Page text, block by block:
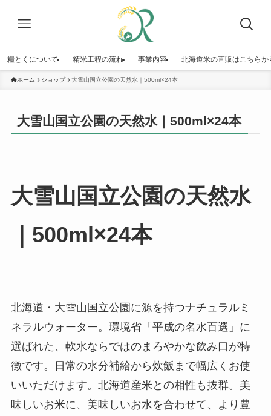
糧とくについて 精米工程の流れ 事業内容 北海道米の直販はこちらか
ホーム ショップ 大雪山国立公園の天然水｜500ml×24本
大雪山国立公園の天然水｜500ml×24本
大雪山国立公園の天然水
｜500ml×24本
北海道・大雪山国立公園に源を持つナチュラルミ
ネラルウォーター。環境省「平成の名水百選」に
選ばれた、軟水ならではのまろやかな飲み口が特
徴です。日常の水分補給から炊飯まで幅広くお使
いいただけます。北海道産米との相性も抜群。美
味しいお米に、美味しいお水を合わせて、より豊